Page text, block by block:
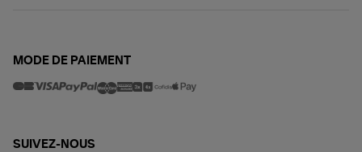
MODE DE PAIEMENT
SUIVEZ-NOUS